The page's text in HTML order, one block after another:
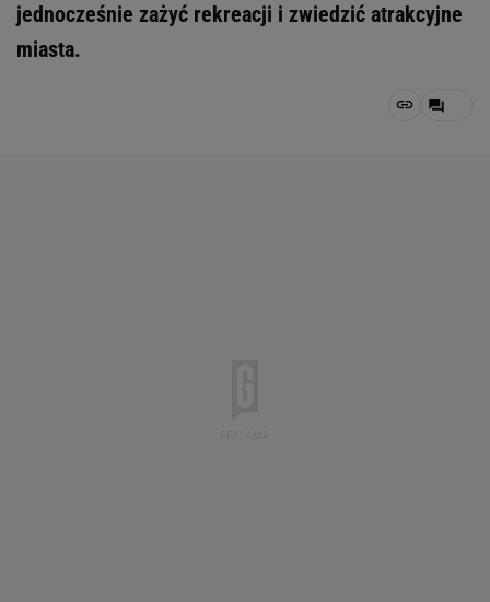
jednocześnie zażyć rekreacji i zwiedzić atrakcyjne
miasta.